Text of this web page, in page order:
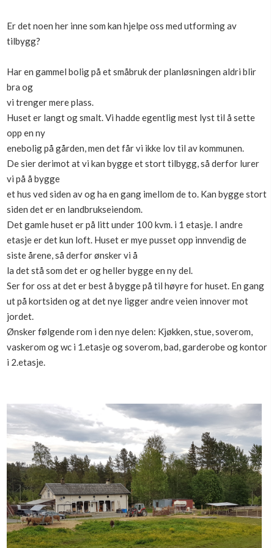
Få mer ut av Boligmappa
Er det noen her inne som kan hjelpe oss med utforming av
tilbygg?
Har en gammel bolig på et småbruk der planløsningen aldri blir
bra og
vi trenger mere plass.
Huset er langt og smalt. Vi hadde egentlig mest lyst til å sette
opp en ny
enebolig på gården, men det får vi ikke lov til av kommunen.
De sier derimot at vi kan bygge et stort tilbygg, så derfor lurer
vi på å bygge
et hus ved siden av og ha en gang imellom de to. Kan bygge stort
siden det er en landbrukseiendom.
Det gamle huset er på litt under 100 kvm. i 1 etasje. I andre
etasje er det kun loft. Huset er mye pusset opp innvendig de
siste årene, så derfor ønsker vi å
la det stå som det er og heller bygge en ny del.
Ser for oss at det er best å bygge på til høyre for huset. En gang
ut på kortsiden og at det nye ligger andre veien innover mot
jordet.
Ønsker følgende rom i den nye delen: Kjøkken, stue, soverom,
vaskerom og wc i 1.etasje og soverom, bad, garderobe og kontor
i 2.etasje.